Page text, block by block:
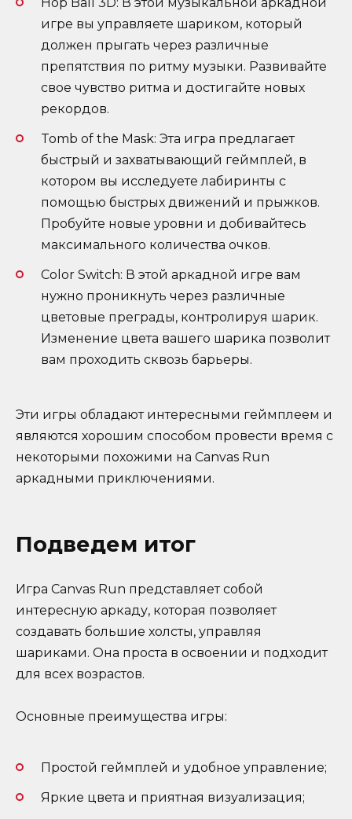
игре вы управляете шариком, который
должен прыгать через различные
препятствия по ритму музыки. Развивайте
свое чувство ритма и достигайте новых
рекордов.
Tomb of the Mask: Эта игра предлагает
быстрый и захватывающий геймплей, в
котором вы исследуете лабиринты с
помощью быстрых движений и прыжков.
Пробуйте новые уровни и добивайтесь
максимального количества очков.
Color Switch: В этой аркадной игре вам
нужно проникнуть через различные
цветовые преграды, контролируя шарик.
Изменение цвета вашего шарика позволит
вам проходить сквозь барьеры.
Эти игры обладают интересными геймплеем и
являются хорошим способом провести время с
некоторыми похожими на Canvas Run
аркадными приключениями.
Подведем итог
Игра Canvas Run представляет собой
интересную аркаду, которая позволяет
создавать большие холсты, управляя
шариками. Она проста в освоении и подходит
для всех возрастов.
Основные преимущества игры:
Простой геймплей и удобное управление;
Яркие цвета и приятная визуализация;